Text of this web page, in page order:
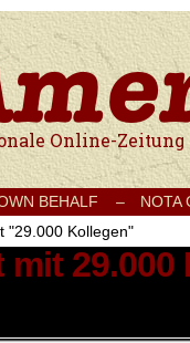
für Frieden,
BEHALF –
NOTA
"29.000 Kollegen"
29.000